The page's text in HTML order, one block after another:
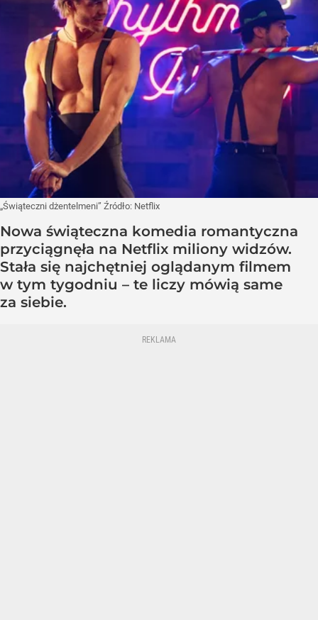
„Świąteczni dżentelmeni” Źródło: Netflix
Nowa świąteczna komedia romantyczna
przyciągnęła na Netflix miliony widzów.
Stała się najchętniej oglądanym filmem
w tym tygodniu – te liczy mówią same
za siebie.